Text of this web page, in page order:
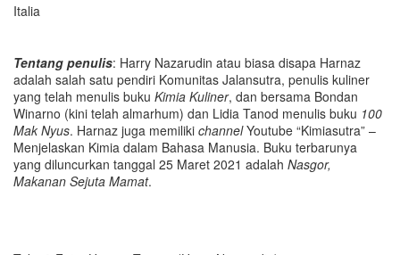
Italia
Tentang penulis: Harry Nazarudin atau biasa disapa Harnaz
adalah salah satu pendiri Komunitas Jalansutra, penulis kuliner
yang telah menulis buku Kimia Kuliner, dan bersama Bondan
Winarno (kini telah almarhum) dan Lidia Tanod menulis buku 100
Mak Nyus. Harnaz juga memiliki channelYoutube “Kimiasutra” –
Menjelaskan Kimia dalam Bahasa Manusia. Buku terbarunya
yang diluncurkan tanggal 25 Maret 2021 adalah Nasgor,
Makanan Sejuta Mamat.